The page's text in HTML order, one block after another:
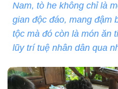
Nam, tò he không chỉ là
gian độc đáo, mang đậm
tộc mà đó còn là món ăn
lũy trí tuệ nhân dân qua